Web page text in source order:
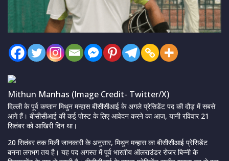
Mithun Manhas (Image Credit- Twitter/X)
दिल्ली के पूर्व कप्तान मिथुन मन्हास बीसीसीआई के अगले प्रेसिडेंट पद की दौड़ में सबसे
आगे हैं। बीसीसीआई की कई पोस्ट के लिए आवेदन करने का आज, यानी रविवार 21
सितंबर को आखिरी दिन था।
20 सितंबर तक मिली जानकारी के अनुसार, मिथुन मन्हास का बीसीसीआई प्रेसिडेंट
बनना लगभग तय है। यह पद अगस्त में पूर्व भारतीय ऑलराउंडर रोजर बिन्नी के